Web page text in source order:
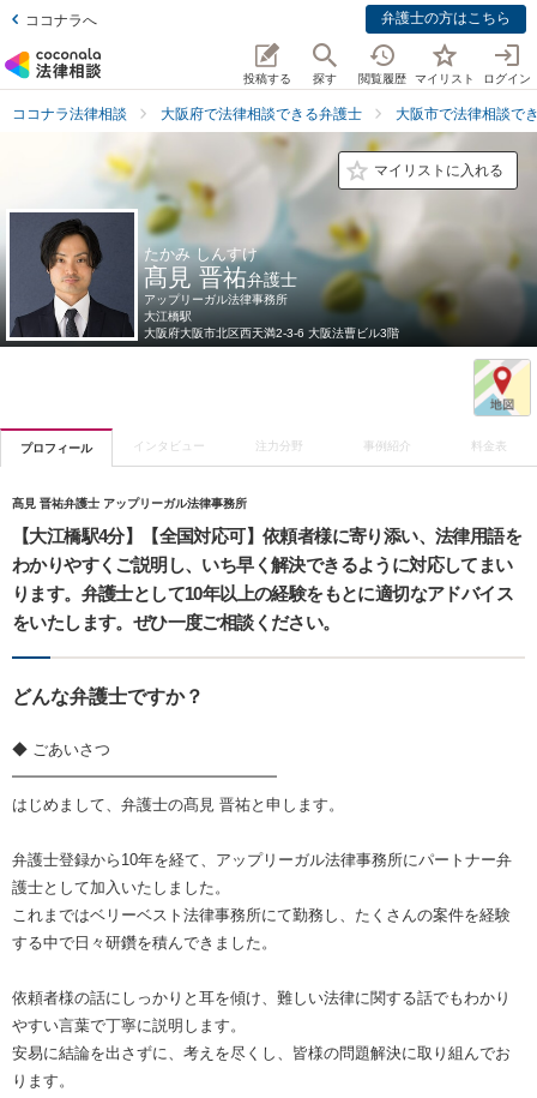
ココナラへ 弁護士の方はこちら
投稿する 探す 閲覧履歴 マイリスト ログイン
ココナラ法律相談 大阪府で法律相談できる弁護士 大阪市で法律相談で
マイリストに入れる
たかみ しんすけ
髙見 晋祐弁護士
アップリーガル法律事務所
大江橋駅
大阪府大阪市北区西天満2-3-6 大阪法曹ビル3階
プロフィール インタビュー 注力分野 事例紹介 料金表
髙見 晋祐弁護士 アップリーガル法律事務所
【大江橋駅4分】【全国対応可】依頼者様に寄り添い、法律用語を
わかりやすくご説明し、いち早く解決できるように対応してまい
ります。弁護士として10年以上の経験をもとに適切なアドバイス
をいたします。ぜひ一度ご相談ください。
どんな弁護士ですか？
◆ ごあいさつ
━━━━━━━━━━━━━━━━━
はじめまして、弁護士の髙見 晋祐と申します。
弁護士登録から10年を経て、アップリーガル法律事務所にパートナー弁
護士として加入いたしました。
これまではベリーベスト法律事務所にて勤務し、たくさんの案件を経験
する中で日々研鑽を積んできました。
依頼者様の話にしっかりと耳を傾け、難しい法律に関する話でもわかり
やすい言葉で丁寧に説明します。
安易に結論を出さずに、考えを尽くし、皆様の問題解決に取り組んでお
ります。